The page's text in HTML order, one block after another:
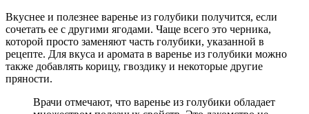
Вкуснее и полезнее варенье из голубики получится, если
сочетать ее с другими ягодами. Чаще всего это черника,
которой просто заменяют часть голубики, указанной в
рецепте. Для вкуса и аромата в варенье из голубики можно
также добавлять корицу, гвоздику и некоторые другие
пряности.
Врачи отмечают, что варенье из голубики обладает